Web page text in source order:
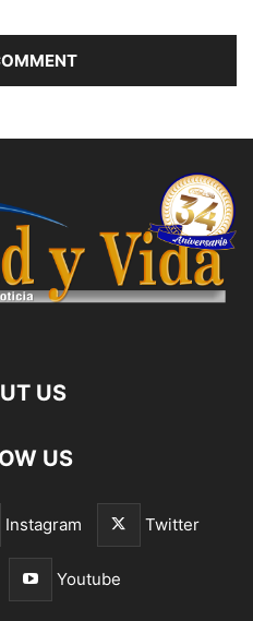
US
US
Instagram Twitter
Youtube